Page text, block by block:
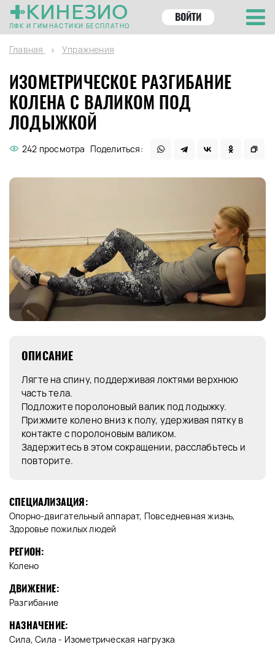
КИНЕЗИО
ЛФК И ГИМНАСТИКИ БЕСПЛАТНО
ВОЙТИ
Главная Упражнения
ИЗОМЕТРИЧЕСКОЕ РАЗГИБАНИЕ
КОЛЕНА С ВАЛИКОМ ПОД
ЛОДЫЖКОЙ
242 просмотра Поделиться:
ОПИСАНИЕ
Лягте на спину, поддерживая локтями верхнюю
часть тела.
Подложите поролоновый валик под лодыжку.
Прижмите колено вниз к полу, удерживая пятку в
контакте с поролоновым валиком.
Задержитесь в этом сокращении, расслабьтесь и
повторите.
СПЕЦИАЛИЗАЦИЯ:
Опорно-двигательный аппарат, Повседневная жизнь,
Здоровье пожилых людей
РЕГИОН:
Колено
ДВИЖЕНИЕ:
Разгибание
НАЗНАЧЕНИЕ:
Сила, Сила - Изометрическая нагрузка